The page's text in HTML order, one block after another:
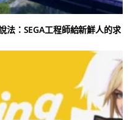
法：SEGA工程師給新鮮人的求